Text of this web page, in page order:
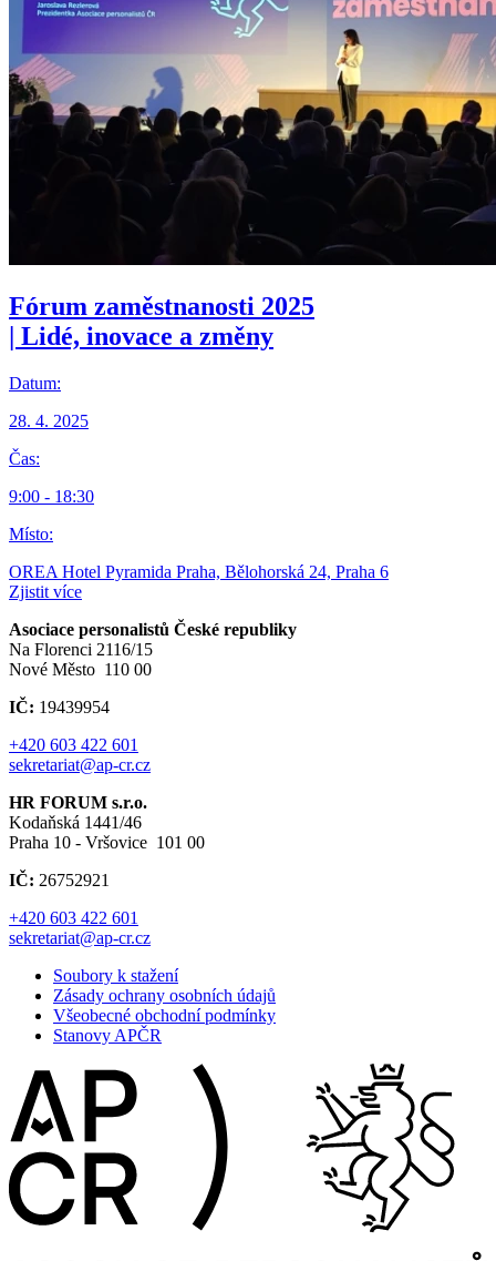
Fórum zaměstnanosti 2025
| Lidé, inovace a změny
Datum:
28. 4. 2025
Čas:
9:00 - 18:30
Místo:
OREA Hotel Pyramida Praha, Bělohorská 24, Praha 6
Zjistit více
Asociace personalistů České republiky
Na Florenci 2116/15
Nové Město 110 00
IČ: 19439954
+420 603 422 601
sekretariat@ap-cr.cz
HR FORUM s.r.o.
Kodaňská 1441/46
Praha 10 - Vršovice 101 00
IČ: 26752921
+420 603 422 601
sekretariat@ap-cr.cz
Soubory k stažení
Zásady ochrany osobních údajů
Všeobecné obchodní podmínky
Stanovy APČR